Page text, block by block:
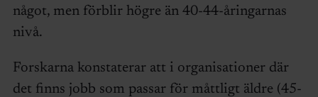
något, men förblir högre än 40-44-åringarnas
nivå.
Forskarna konstaterar att i organisationer där
det finns jobb som passar för måttligt äldre (45-